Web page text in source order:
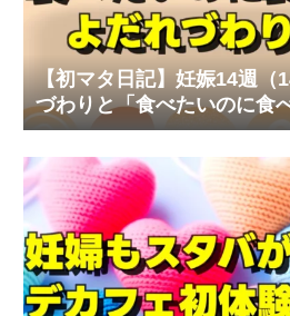
【初マタ日記】妊娠14週（
づわりと「食べたいのに食
叫び